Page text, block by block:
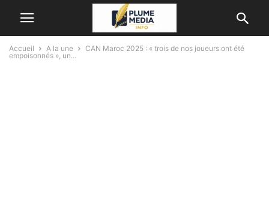
Accueil A la une
CAN Maroc 2025 : « trois de nos joueurs ont été
empoisonnés », un...